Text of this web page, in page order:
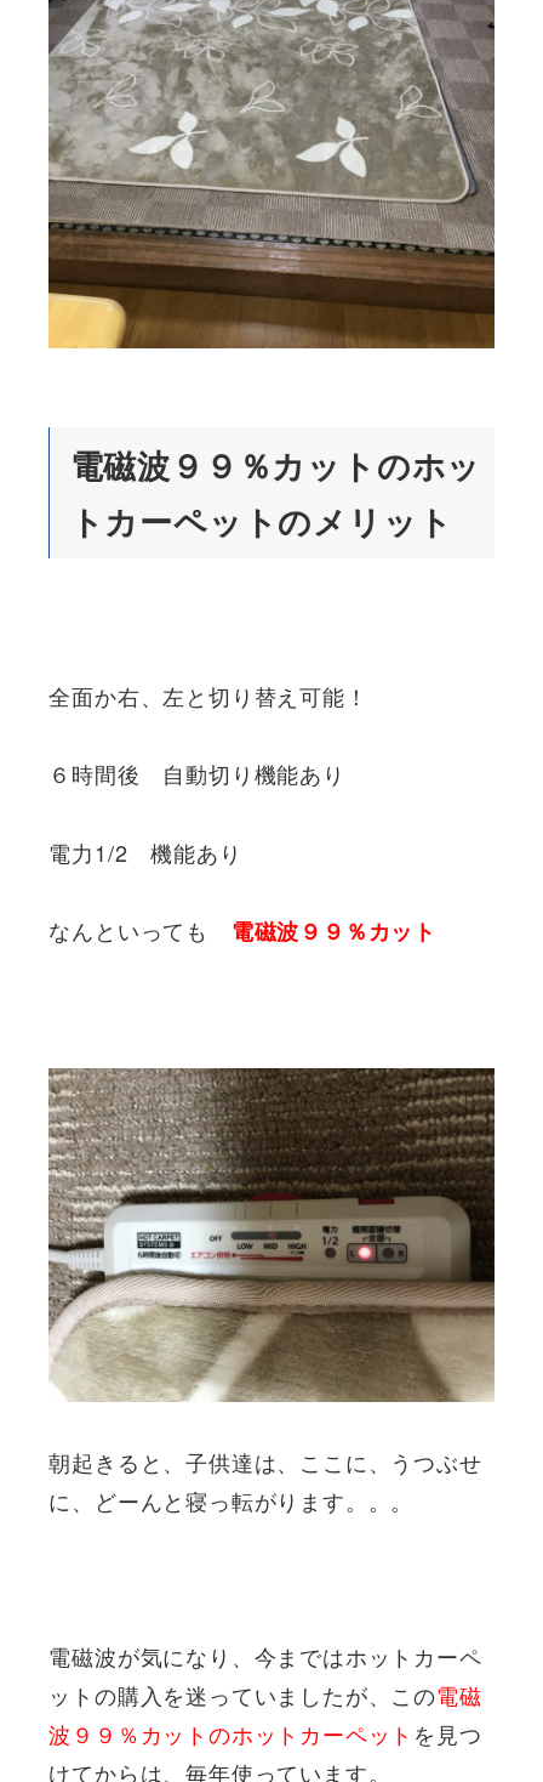
電磁波９９％カットのホッ
トカーペットのメリット
全面か右、左と切り替え可能！
６時間後 自動切り機能あり
電力1/2 機能あり
なんといっても 電磁波９９％カット
朝起きると、子供達は、ここに、うつぶせ
に、どーんと寝っ転がります。。。
電磁波が気になり、今まではホットカーペ
ットの購入を迷っていましたが、この電磁
波９９％カットのホットカーペット を見つ
けてからは、毎年使っています。